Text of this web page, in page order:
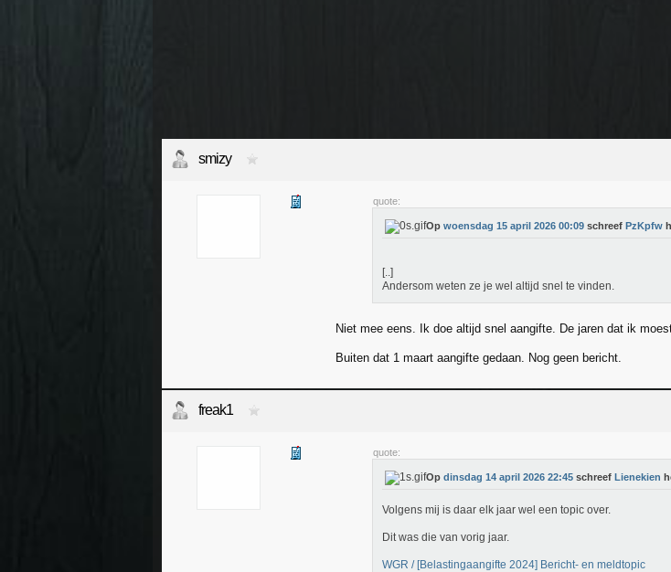
smizy
quote:
Op woensdag 15 april 2026 00:09 schreef PzKpfw
[..]
Andersom weten ze je wel altijd snel te vinden.
Niet mee eens. Ik doe altijd snel aangifte. De jaren dat ik
Buiten dat 1 maart aangifte gedaan. Nog geen bericht.
freak1
quote:
Op dinsdag 14 april 2026 22:45 schreef Lienekien
Volgens mij is daar elk jaar wel een topic over.
Dit was die van vorig jaar.
WGR / [Belastingaangifte 2024] Bericht- en meldtopic